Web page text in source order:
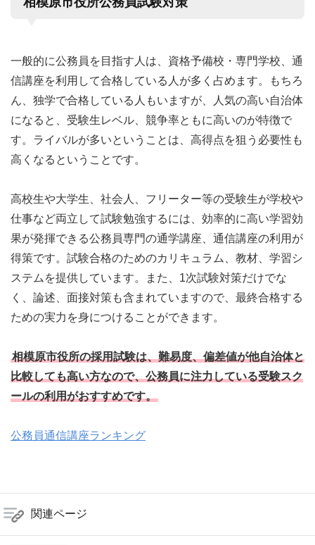
一般的に公務員を目指す人は、資格予備校・専門学校、通
信講座を利用して合格している人が多く占めます。もちろ
ん、独学で合格している人もいますが、人気の高い自治体
になると、受験生レベル、競争率ともに高いのが特徴で
す。ライバルが多いということは、高得点を狙う必要性も
高くなるということです。
高校生や大学生、社会人、フリーター等の受験生が学校や
仕事など両立して試験勉強するには、効率的に高い学習効
果が発揮できる公務員専門の通学講座、通信講座の利用が
得策です。試験合格のためのカリキュラム、教材、学習シ
ステムを提供しています。また、1次試験対策だけでな
く、論述、面接対策も含まれていますので、最終合格する
ための実力を身につけることができます。
相模原市役所の採用試験は、難易度、偏差値が他自治体と
比較しても高い方なので、公務員に注力している受験スク
ールの利用がおすすめです。
公務員通信講座ランキング
関連ページ